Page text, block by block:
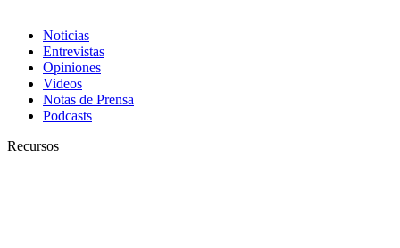
Noticias
Entrevistas
Opiniones
Videos
Notas de Prensa
Podcasts
Recursos